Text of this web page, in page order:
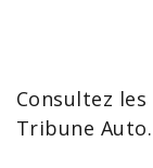
Consultez les
Tribune Auto.